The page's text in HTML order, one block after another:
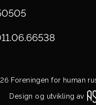
Foreningen for human
Design og utvikling av